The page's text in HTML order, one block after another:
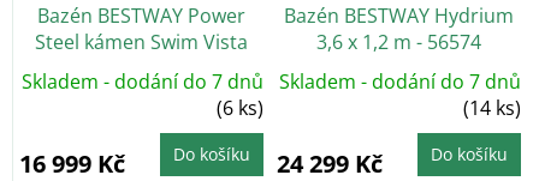
Bazén BESTWAY Power
Steel kámen Swim Vista
5,49 x 2,74 x 1,22 m - 56716
Skladem - dodání do 7 dnů
(6 ks)
16 999 Kč Do košíku
Bazén BESTWAY Hydrium
3,6 x 1,2 m - 56574
Skladem - dodání do 7 dnů
(14 ks)
24 299 Kč Do košíku